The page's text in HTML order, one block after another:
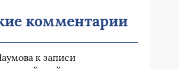
комментарии
к записи